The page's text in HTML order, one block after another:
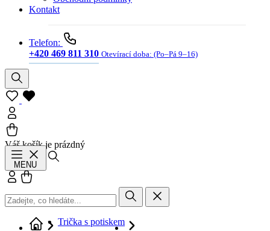
Kontakt
Telefon:
+420 469 811 310 Otevírací doba: (Po–Pá 9–16)
Váš košík je prázdný
MENU
Přihlásit se
Trička s potiskem